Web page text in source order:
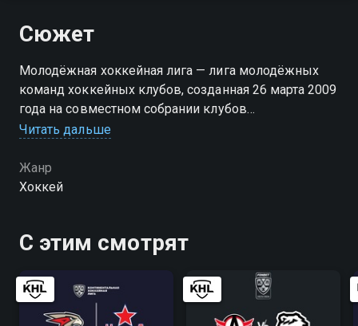
Сюжет
Молодёжная хоккейная лига — лига молодёжных
команд хоккейных клубов, созданная 26 марта 2009
года на совместном собрании клубов
Континентальной хоккейной лиги, Федерации
Читать дальше
Жанр
Хоккей
С этим смотрят